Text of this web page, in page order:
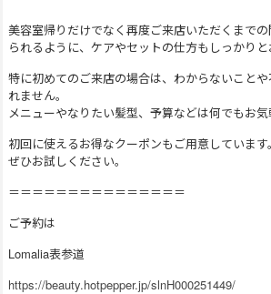
美容室帰りだけでなく再度ご来店いただくまで
られるように、ケアやセットの仕方もしっかりと
特に初めてのご来店の場合は、わからないこと
れません。
メニューやなりたい髪型、予算などは何でもお気
初回に使えるお得なクーポンもご用意しています。
ぜひお試しください。
＝＝＝＝＝＝＝＝＝＝＝＝＝＝＝
ご予約は
Lomalia表参道
https://beauty.hotpepper.jp/slnH000251449/